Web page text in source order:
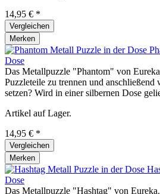
14,95 € *
Vergleichen
Merken
Dose
Das Metallpuzzle "Phantom" von
Puzzleteile zu trennen und anschließend
setzen? Wird in einer silbernen Dose
Artikel auf Lager.
14,95 € *
Vergleichen
Merken
Dose
Das Metallpuzzle "Hashtag" von